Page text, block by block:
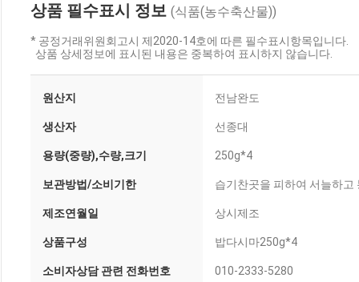
상품 필수표시 정보 (식품(농수축산물))
* 공정거래위원회고시 제2020-14호에 따른 필수표시항목입니다.
상품 상세정보에 표시된 내용은 중복하여 표시하지 않습니다.
원산지 전남완도
생산자 선종대
용량(중량),수량,크기 250g*4
보관방법/소비기한 습기찬곳을 피하여 서늘하
제조연월일 상시제조
상품구성 밥다시마250g*4
소비자상담 관련 전화번호 010-2333-5280